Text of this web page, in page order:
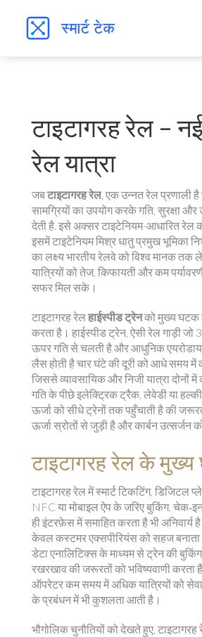
टाइटागरह रेल –
रेल यात्रा
जबटाइटागरह रेल, एक उन्नत रेल प्रणाली
सामग्रियों का उपयोग करके गति, सुरक्षा और
देती है. इसे अक्सरटाइटेनियम-आधारित रे‍ल
इसमें टाइटेनियम मिश्र धातु प्रमुख भूमिका
का लक्ष्य भारतीय रेलवे को विश्व मानक तक
यात्रियों को तेज, किफायती और कम
सफर मिल सके।
टाइटागरह रेलहाईस्पीड ट्रेनको मुख्य घटक
करता है। हाईस्पीड ट्रेन, ऐसी रेल गाड़ी जो
ऊपर गति से चलती है और आधुनिक
लैस होती हैचार घंटे की दूरी को आधे समय में
जिससे व्यावसायिक और निजी यात्रा दोनों
गति के पीछेइलेक्ट्रिक ट्रैक, लेवेडी या
ऊर्जा को सीधे ट्रेनों तक पहुँचाती हैकी
ऊर्जा स्रोतों से जुड़ी है और कार्बन उत्सर्जन
टाइटागरह रेल के
टाइटागरह रेल मेंस्मार्ट टिकटिंग, डिजिटल
NFC या मोबाइल ऐप के जरिए बुकिंग,
ही इंटरफ़ेस में समाहित करता हैभी
केवल कस्टमर एक्सपीरियंस को सहज बनाता
डेटा एनालिटिक्स के माध्यम से ट्रेन की
रखरखाव की जरूरतों को भविष्यवाणी करता
ऑपरेटर कम समय में अधिक यात्रियों को
के प्रबंधन में भी कुशलता आती है।
भौगोलिक चुनौतियों को देखते हुए, टाइटागरह